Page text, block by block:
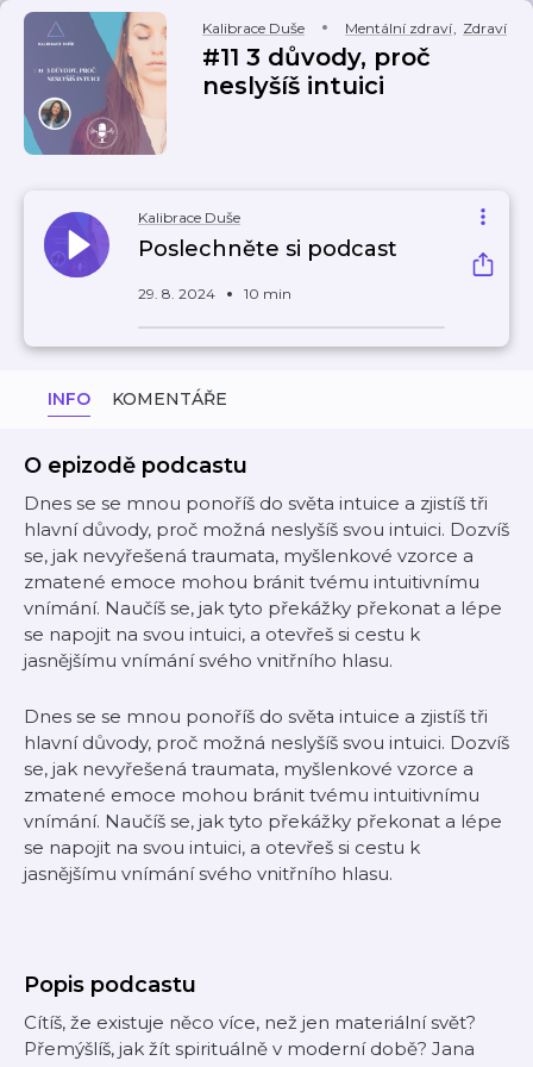
Kalibrace Duše Mentální zdraví, Zdraví
#11 3 důvody, proč
neslyšíš intuici
Kalibrace Duše
Poslechněte si podcast
29. 8. 2024 10 min
INFO KOMENTÁŘE
O epizodě podcastu
Dnes se se mnou ponoříš do světa intuice a zjistíš tři
hlavní důvody, proč možná neslyšíš svou intuici. Dozvíš
se, jak nevyřešená traumata, myšlenkové vzorce a
zmatené emoce mohou bránit tvému intuitivnímu
vnímání. Naučíš se, jak tyto překážky překonat a lépe
se napojit na svou intuici, a otevřeš si cestu k
jasnějšímu vnímání svého vnitřního hlasu.
Dnes se se mnou ponoříš do světa intuice a zjistíš tři
hlavní důvody, proč možná neslyšíš svou intuici. Dozvíš
se, jak nevyřešená traumata, myšlenkové vzorce a
zmatené emoce mohou bránit tvému intuitivnímu
vnímání. Naučíš se, jak tyto překážky překonat a lépe
se napojit na svou intuici, a otevřeš si cestu k
jasnějšímu vnímání svého vnitřního hlasu.
Popis podcastu
Cítíš, že existuje něco více, než jen materiální svět?
Přemýšlíš, jak žít spirituálně v moderní době? Jana